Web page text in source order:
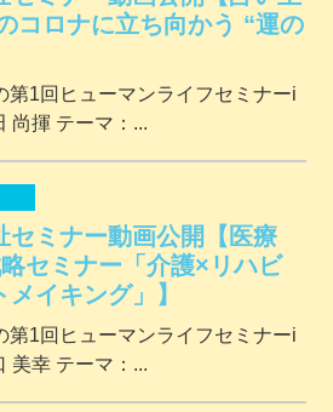
コロナに立ち向かう “運の
第1回ヒューマンライフセミナーi
尚揮 テーマ：...
セミナー動画公開【医療
セミナー「介護×リハビ
イキング」】
第1回ヒューマンライフセミナーi
美幸 テーマ：...